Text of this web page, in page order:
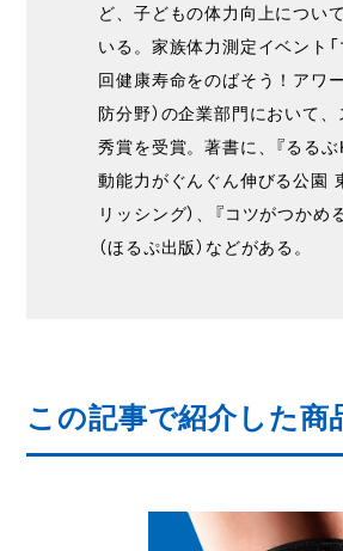
ど、子どもの体力向上につい
いる。家族体力測定イベント「
回健康寿命をのばそう！アワ
防分野）の企業部門において
秀賞を受賞。著書に、『るる
動能力がぐんぐん伸びる公園
リッシング）、『コツがつか
（ほるぷ出版）などがある。
この記事で紹介した商